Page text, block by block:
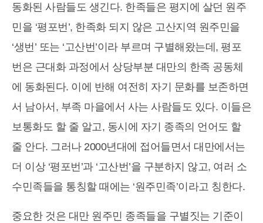
동화된 사람들도 생긴다. 한족들은 평지에 살던 원주
민을 ‘평포번’, 한족화 되지 않은 고산지역 원주민을
‘생번’ 또는 ‘고산번’이라 부르며 구별해왔는데, 평포
번은 근대화 과정에서 상당부분 대만의 한족 공동체
에 동화된다. 이에 반해 여전히 자기 문화를 보존하면
서 남아서, 부족 마을에서 사는 사람들도 있다. 이들은
보통화도 할 줄 알고, 동시에 자기 종족의 언어도 할
줄 안다. 그러나 2000년대에 접어들면서 대만에서는
더 이상 ‘평포번’과 ‘고산번’을 구분하지 않고, 여러 소
수민족들을 통칭할 때에는 ‘원주민족’이라고 칭한다.
중요한 것은 대만 원주민 종족들을 구별짓는 기준이